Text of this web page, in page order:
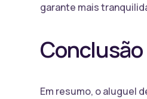
garante mais
Conclusão
Em resumo, o aluguel